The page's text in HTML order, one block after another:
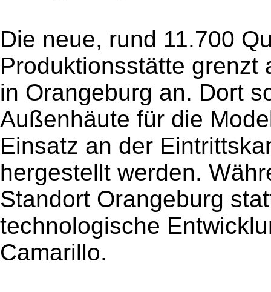
Die neue, rund 11.700
Produktionsstätte grenzt
in Orangeburg an. Dort
Außenhäute für die
Einsatz an der
hergestellt werden.
Standort Orangeburg
technologische
Camarillo.